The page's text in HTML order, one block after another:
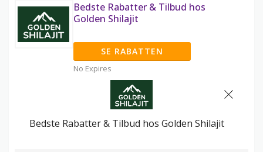
Bedste Rabatter & Tilbud hos
Golden Shilajit
SE RABATTEN
No Expires
Bedste Rabatter & Tilbud hos Golden Shilajit